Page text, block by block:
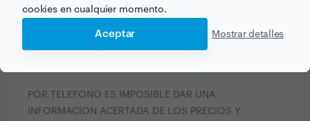
cookies en cualquier momento.
Aceptar Mostrar detalles
hablar con profesionales del sector?
CLARIDAD,TRASPARENCIA Y ASESORAMIENTO.
POR TELEFONO ES IMPOSIBLE DAR UNA
INFORMACION ACERTADA DE LOS PRECIOS Y